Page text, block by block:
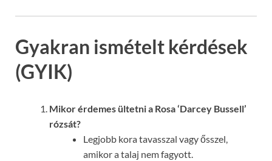
Gyakran ismételt kérdések
(GYIK)
Mikor érdemes ültetni a Rosa ‘Darcey Bussell’
rózsát?
Legjobb kora tavasszal vagy ősszel,
amikor a talaj nem fagyott.